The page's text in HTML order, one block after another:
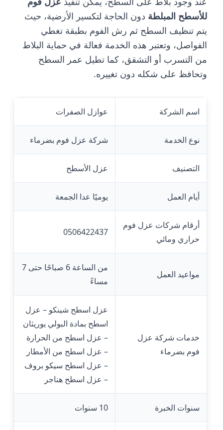
للأسطح المبلطة دون الحاجة لتكسير الأرضية، حيث
يتم تنظيف السطح ثم رش الفوم بطبقة تغطي
الفواصل، وتعتبر هذه الخدمة فعالة في حماية البلاط
من التسرب أو التشقق، كما تطيل عمر السطح
وتحافظ على شكله دون تغييره.
اسم الشركة عوازل الصفرات
نوع الخدمة شركة عزل فوم بضرماء
التصنيف عزل الأسطح
أيام العمل يوميًا عدا الجمعة
أرقام شركات عزل فوم
حراري ومائي
0506422437
مواعيد العمل
من الساعة 6 صباحًا حتى 7
مساءً
خدمات شركة عزل
فوم بضرماء
عزل اسطح شينكو – عزل
اسطح بمادة البولي يوريثان
– عزل اسطح من الحرارة
– عزل اسطح من الأمطار
– عزل اسطح سيكو بروف
– عزل اسطح هناجر
سنوات الخبرة 10 سنوات